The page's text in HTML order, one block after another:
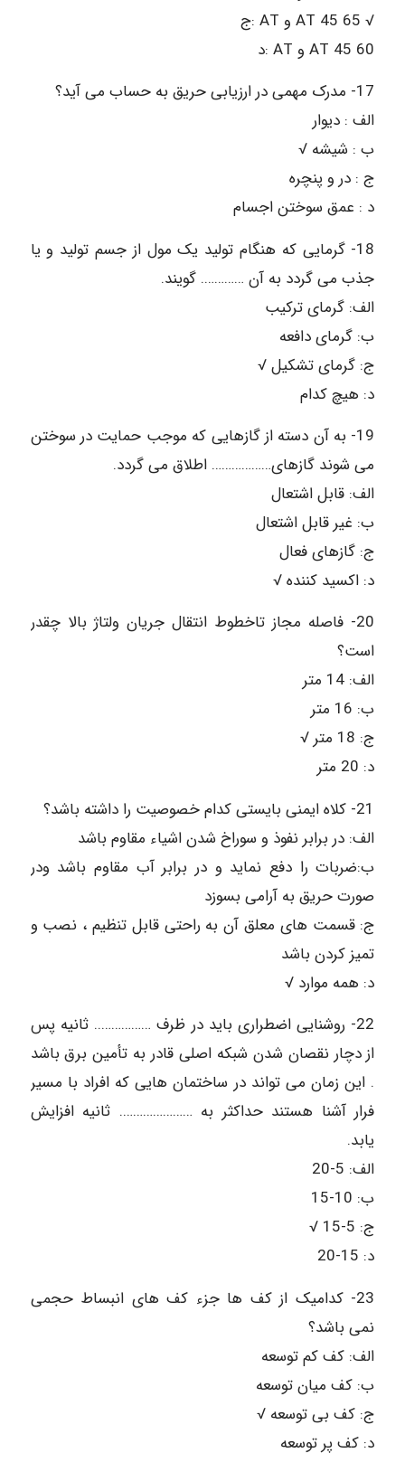
√ 65 AT 45 و AT :ج
60 AT 45 و AT :د
17- مدرک مهمی در ارزیابی حریق به حساب می آید؟
الف : دیوار
ب : شیشه √
ج : در و پنچره
د : عمق سوختن اجسام
18- گرمایی که هنگام تولید یک مول از جسم تولید و یا
جذب می گردد به آن …………. گویند.
الف: گرمای ترکیب
ب: گرمای دافعه
ج: گرمای تشکیل √
د: هیچ کدام
19- به آن دسته از گازهایی که موجب حمایت در سوختن
می شوند گازهای……………… اطلاق می گردد.
الف: قابل اشتعال
ب: غیر قابل اشتعال
ج: گازهای فعال
د: اکسید کننده √
20- فاصله مجاز تاخطوط انتقال جریان ولتاژ بالا چقدر
است؟
الف: 14 متر
ب: 16 متر
ج: 18 متر √
د: 20 متر
21- کلاه ایمنی بایستی کدام خصوصیت را داشته باشد؟
الف: در برابر نفوذ و سوراخ شدن اشیاء مقاوم باشد
ب:ضربات را دفع نماید و در برابر آب مقاوم باشد ودر
صورت حریق به آرامی بسوزد
ج: قسمت های معلق آن به راحتی قابل تنظیم ، نصب و
تمیز کردن باشد
د: همه موارد √
22- روشنایی اضطراری باید در ظرف …………….. ثانیه پس
از دچار نقصان شدن شبکه اصلی قادر به تأمین برق باشد
. این زمان می تواند در ساختمان هایی که افراد با مسیر
فرار آشنا هستند حداکثر به …………………. ثانیه افزایش
یابد.
الف: 5-20
ب: 10-15
ج: 5-15 √
د: 15-20
23- کدامیک از کف ها جزء کف های انبساط حجمی
نمی باشد؟
الف: کف کم توسعه
ب: کف میان توسعه
ج: کف بی توسعه √
د: کف پر توسعه